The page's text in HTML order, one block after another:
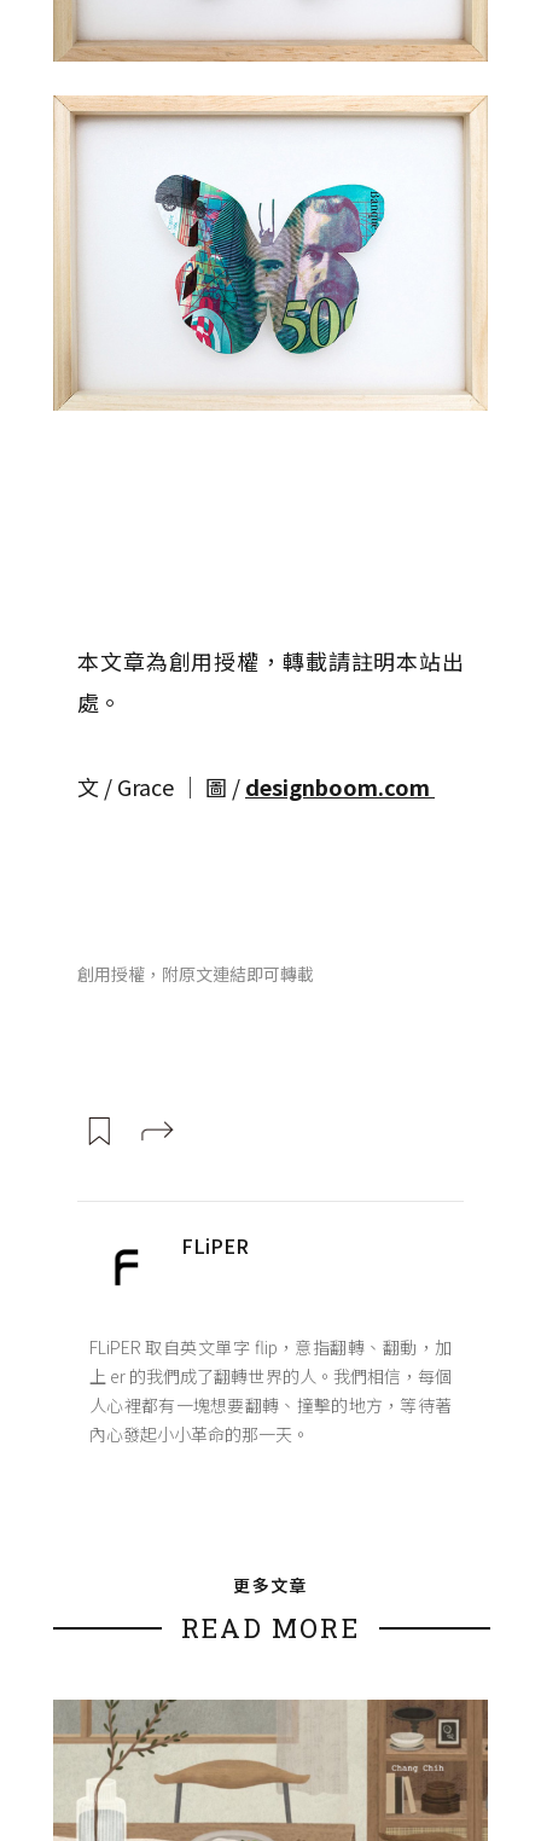
本文章為創用授權，轉載請註明本站出
處。
文 / Grace │ 圖 /designboom.com
創用授權，附原文連結即可轉載
FLiPER
FLiPER 取自英文單字 flip，意指翻轉、翻動，加
上 er 的我們成了翻轉世界的人。我們相信，每個
人心裡都有一塊想要翻轉、撞擊的地方，等待著
內心發起小小革命的那一天。
更多文章
READ MORE